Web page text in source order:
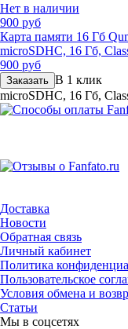
Нет в наличии
900 руб
Карта памяти 16 Гб
microSDHC, 16 Гб,
900 руб
Заказать В 1 клик
microSDHC, 16 Гб,
Доставка
Новости
Обратная связь
Личный кабинет
Политика
Пользовательское
Условия обмена и
Статьи
Мы в соцсетях